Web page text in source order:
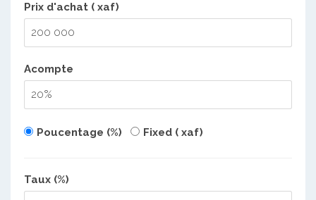
Prix d'achat ( xaf)
Acompte
Poucentage (%) Fixed ( xaf)
Taux (%)